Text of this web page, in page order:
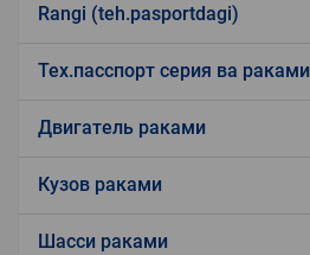
Rangi (teh.pasportdagi)
Тех.пасспорт серия ва раками
Двигатель раками
Кузов раками
Шасси раками